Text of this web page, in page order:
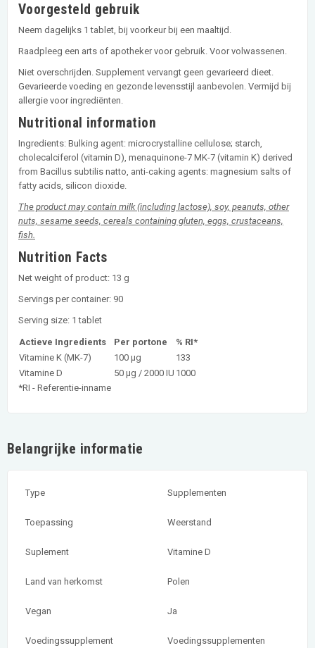
Voorgesteld gebruik
Neem dagelijks 1 tablet, bij voorkeur bij een maaltijd.
Raadpleeg een arts of apotheker voor gebruik. Voor volwassenen.
Niet overschrijden. Supplement vervangt geen gevarieerd dieet.
Gevarieerde voeding en gezonde levensstijl aanbevolen. Vermijd bij
allergie voor ingrediënten.
Nutritional information
Ingredients: Bulking agent: microcrystalline cellulose; starch,
cholecalciferol (vitamin D), menaquinone-7 MK-7 (vitamin K) derived
from Bacillus subtilis natto, anti-caking agents: magnesium salts of
fatty acids, silicon dioxide.
The product may contain milk (including lactose), soy, peanuts, other
nuts, sesame seeds, cereals containing gluten, eggs, crustaceans,
fish.
Nutrition Facts
Net weight of product: 13 g
Servings per container: 90
Serving size: 1 tablet
Actieve Ingredients Per portone
% RI*
Vitamine K (MK-7)
100 µg
133
Vitamine D
50 µg / 2000 IU 1000
*RI - Referentie-inname
Belangrijke informatie
Type Supplementen
Toepassing Weerstand
Suplement Vitamine D
Land van herkomst Polen
Vegan Ja
Voedingssupplement Voedingssupplementen